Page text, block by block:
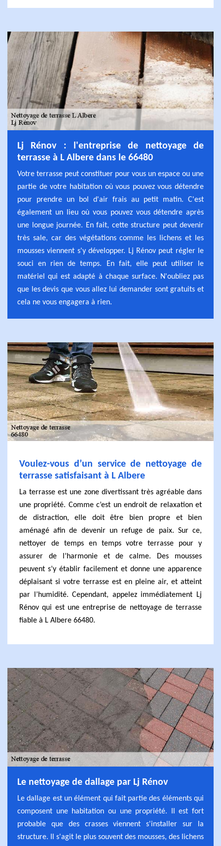
Lj Rénov : l'entreprise de nettoyage de
terrasse à L Albere dans le 66480
Votre terrasse peut constituer pour vous un espace ou une
partie de votre habitation où vous pouvez vous détendre
pour prendre un bol d'air frais au petit matin. C'est
également un lieu où vous pouvez vous détendre après
une longue journée. En fait, cette structure peut devenir
très sale, car des végétations comme les lichens et les
mousses viennent s'y développer. Lj Rénov peut régler le
souci en rien de temps. En fait, elle peut utiliser le
matériel qui est adapté à chaque surface. N'oubliez pas
que les devis que vous allez lui demander sont gratuits et
cela ne vous engagera à rien.
Voulez-vous d’un service de nettoyage de
terrasse satisfaisant à L Albere
La terrasse est une zone divertissant très agréable dans
une propriété. Comme c’est un endroit de relaxation et
de distraction, elle doit être bien propre et bien
aménagé afin de devenir un refuge de paix. Sur ce,
nettoyer de temps en temps votre terrasse pour y
assurer de l’harmonie et de calme. Des mousses
peuvent s’y établir facilement et donne une apparence
déplaisant si votre terrasse est en pleine air, et atteint
par l’humidité. Cependant, appelez immédiatement Lj
Rénov qui est une entreprise de nettoyage de terrasse
fiable à L Albere 66480.
Le nettoyage de dallage par Lj Rénov
Le dallage est un élément qui fait partie des éléments qui
composent une habitation ou une propriété. Il est fort
probable que des crasses viennent s'installer sur la
structure. Il s'agit le plus souvent des mousses, des lichens